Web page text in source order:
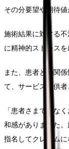
その分要望や期待値
施術結果に対する
に精神的ストレス
また、患者との関
て、サービス提供者
「患者さまではな
和感がありました
指名してクレームに